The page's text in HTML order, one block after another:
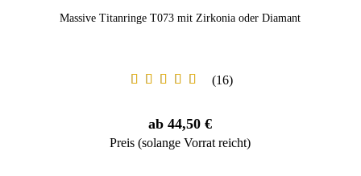
Massive Titanringe T073 mit Zirkonia oder Diamant
16
ab 44,50 €
Preis (solange Vorrat reicht)